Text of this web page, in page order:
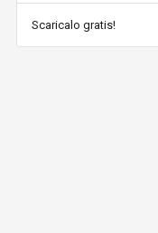
Scaricalo gratis!